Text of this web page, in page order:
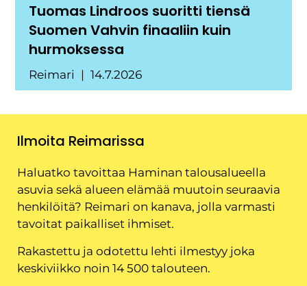
Tuomas Lindroos suoritti tiensä
Suomen Vahvin finaaliin kuin
hurmoksessa
Reimari 14.7.2026
Ilmoita Reimarissa
Haluatko tavoittaa Haminan talousalueella
asuvia sekä alueen elämää muutoin seuraavia
henkilöitä? Reimari on kanava, jolla varmasti
tavoitat paikalliset ihmiset.
Rakastettu ja odotettu lehti ilmestyy joka
keskiviikko noin 14 500 talouteen.